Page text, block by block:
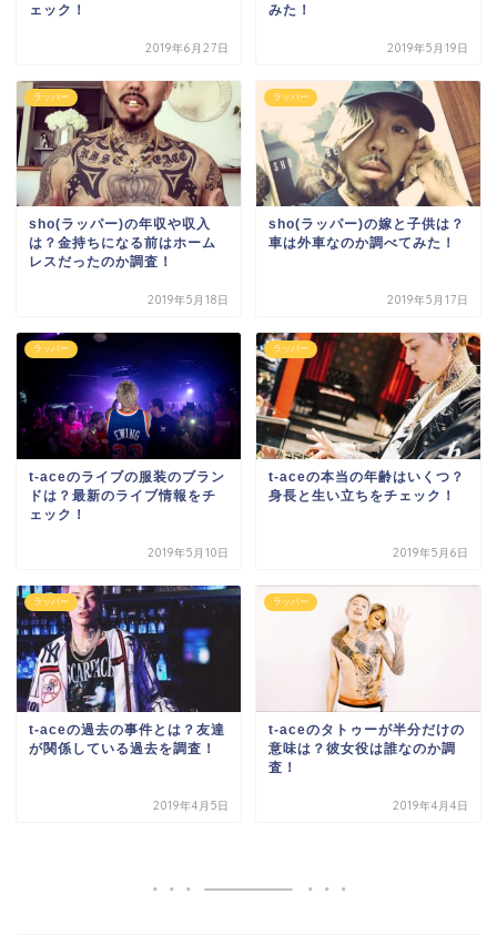
ェック！
2019年6月27日
みた！
2019年5月19日
ラッパー
sho(ラッパー)の年収や収入
は？金持ちになる前はホーム
レスだったのか調査！
2019年5月18日
ラッパー
sho(ラッパー)の嫁と子供は？
車は外車なのか調べてみた！
2019年5月17日
ラッパー
t-aceのライブの服装のブラン
ドは？最新のライブ情報をチ
ェック！
2019年5月10日
ラッパー
t-aceの本当の年齢はいくつ？
身長と生い立ちをチェック！
2019年5月6日
ラッパー
t-aceの過去の事件とは？友達
が関係している過去を調査！
2019年4月5日
ラッパー
t-aceのタトゥーが半分だけの
意味は？彼女役は誰なのか調
査！
2019年4月4日